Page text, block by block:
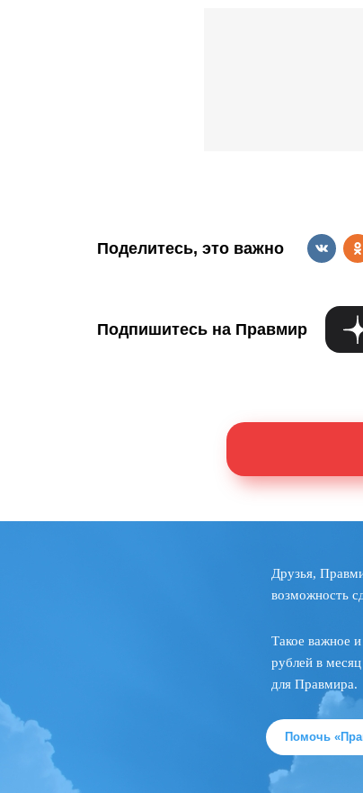
Поделитесь, это важно
Подпишитесь на Правмир
Друзья,
возможность
Такое важное
рублей в
для Правмира.
Помочь